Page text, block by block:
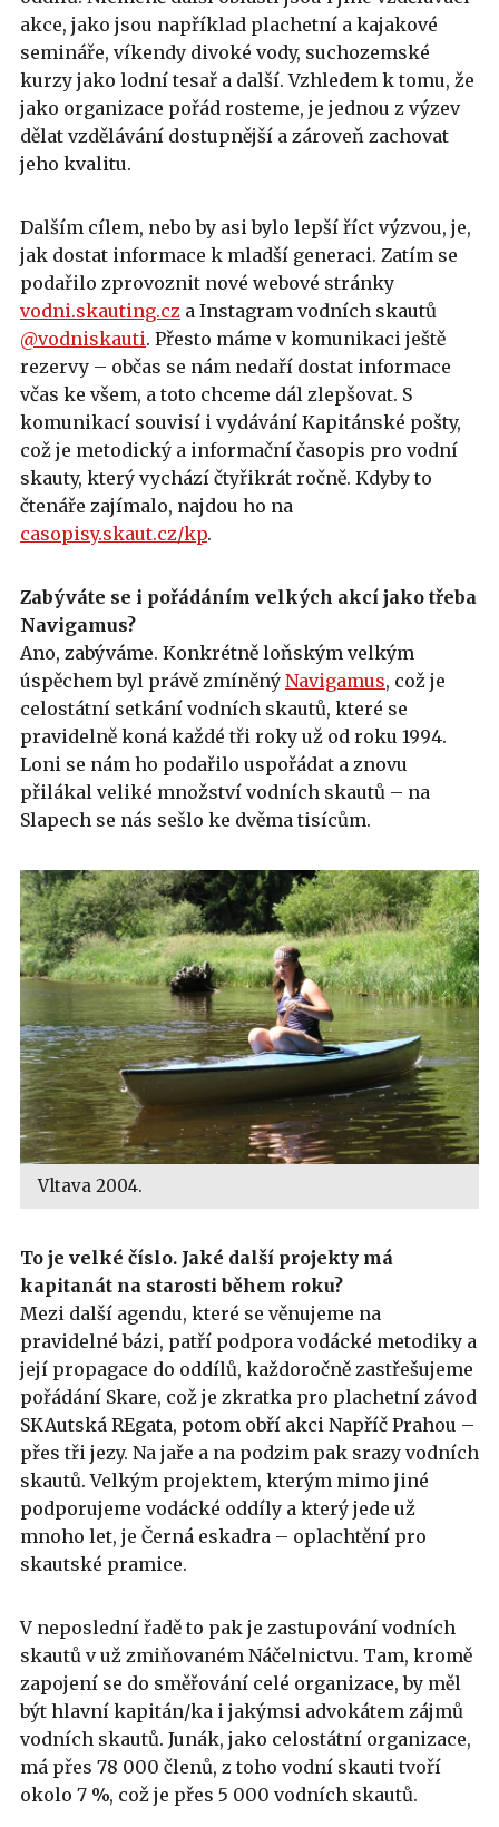
akce, jako jsou například plachetní a kajakové
semináře, víkendy divoké vody, suchozemské
kurzy jako lodní tesař a další. Vzhledem k tomu, že
jako organizace pořád rosteme, je jednou z výzev
dělat vzdělávání dostupnější a zároveň zachovat
jeho kvalitu.
Dalším cílem, nebo by asi bylo lepší říct výzvou, je,
jak dostat informace k mladší generaci. Zatím se
podařilo zprovoznit nové webové stránky
vodni.skauting.cz a Instagram vodních skautů
@vodniskauti. Přesto máme v komunikaci ještě
rezervy – občas se nám nedaří dostat informace
včas ke všem, a toto chceme dál zlepšovat. S
komunikací souvisí i vydávání Kapitánské pošty,
což je metodický a informační časopis pro vodní
skauty, který vychází čtyřikrát ročně. Kdyby to
čtenáře zajímalo, najdou ho na
casopisy.skaut.cz/kp.
Zabýváte se i pořádáním velkých akcí jako třeba
Navigamus?
Ano, zabýváme. Konkrétně loňským velkým
úspěchem byl právě zmíněný Navigamus, což je
celostátní setkání vodních skautů, které se
pravidelně koná každé tři roky už od roku 1994.
Loni se nám ho podařilo uspořádat a znovu
přilákal veliké množství vodních skautů – na
Slapech se nás sešlo ke dvěma tisícům.
Vltava 2004.
To je velké číslo. Jaké další projekty má
kapitanát na starosti během roku?
Mezi další agendu, které se věnujeme na
pravidelné bázi, patří podpora vodácké metodiky a
její propagace do oddílů, každoročně zastřešujeme
pořádání Skare, což je zkratka pro plachetní závod
SKAutská REgata, potom obří akci Napříč Prahou –
přes tři jezy. Na jaře a na podzim pak srazy vodních
skautů. Velkým projektem, kterým mimo jiné
podporujeme vodácké oddíly a který jede už
mnoho let, je Černá eskadra – oplachtění pro
skautské pramice.
V neposlední řadě to pak je zastupování vodních
skautů v už zmiňovaném Náčelnictvu. Tam, kromě
zapojení se do směřování celé organizace, by měl
být hlavní kapitán/ka i jakýmsi advokátem zájmů
vodních skautů. Junák, jako celostátní organizace,
má přes 78 000 členů, z toho vodní skauti tvoří
okolo 7 %, což je přes 5 000 vodních skautů.